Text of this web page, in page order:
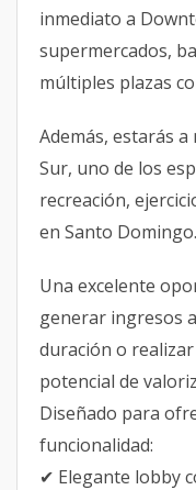
inmediato a
supermercados,
múltiples plazas
Además, estarás
Sur, uno de los
recreación,
en Santo
Una excelente
generar ingresos
duración o
potencial de
Diseñado para
funcionalidad:
✔ Elegante lobby